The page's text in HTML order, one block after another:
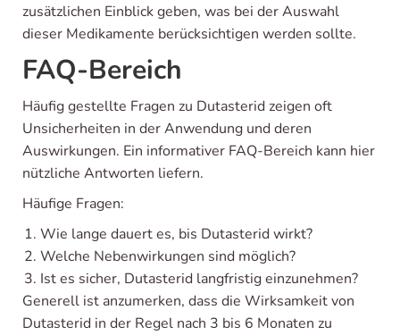
zusätzlichen Einblick geben, was bei der Auswahl
dieser Medikamente berücksichtigen werden sollte.
FAQ-Bereich
Häufig gestellte Fragen zu Dutasterid zeigen oft
Unsicherheiten in der Anwendung und deren
Auswirkungen. Ein informativer FAQ-Bereich kann hier
nützliche Antworten liefern.
Häufige Fragen:
Wie lange dauert es, bis Dutasterid wirkt?
Welche Nebenwirkungen sind möglich?
Ist es sicher, Dutasterid langfristig einzunehmen?
Generell ist anzumerken, dass die Wirksamkeit von
Dutasterid in der Regel nach 3 bis 6 Monaten zu